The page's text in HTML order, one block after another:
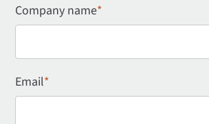
Company name*
Email*